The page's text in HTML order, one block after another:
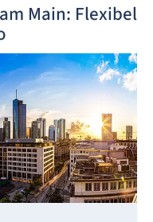
Main: Flexibel